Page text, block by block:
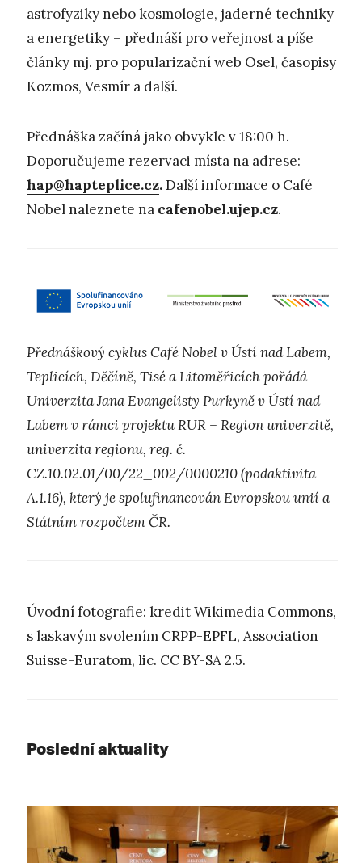
astrofyziky nebo kosmologie, jaderné techniky
a energetiky – přednáší pro veřejnost a píše
články mj. pro popularizační web Osel, časopisy
Kozmos, Vesmír a další.
Přednáška začíná jako obvykle v 18:00 h.
Doporučujeme rezervaci místa na adrese:
hap@hapteplice.cz.Další informace o Café
Nobel naleznete na cafenobel.ujep.cz.
Přednáškový cyklus Café Nobel v Ústí nad Labem,
Teplicích, Děčíně, Tisé a Litoměřicích pořádá
Univerzita Jana Evangelisty Purkyně v Ústí nad
Labem v rámci projektu RUR – Region univerzitě,
univerzita regionu, reg. č.
CZ.10.02.01/00/22_002/0000210 (podaktivita
A.1.16), který je spolufinancován Evropskou unií a
Státním rozpočtem ČR.
Úvodní fotografie: kredit Wikimedia Commons,
s laskavým svolením CRPP-EPFL, Association
Suisse-Euratom, lic. CC BY-SA 2.5.
Poslední aktuality